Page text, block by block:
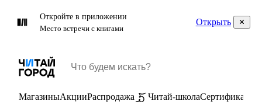
Откройте в приложении
Место встречи с книгами
Открыть
МагазиныАкцииРаспродажа Читай-школаСертификаты